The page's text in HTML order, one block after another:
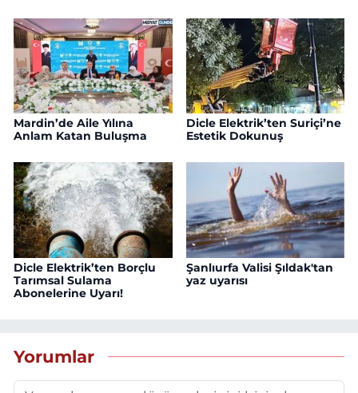
Mardin’de Aile Yılına
Anlam Katan Buluşma
Dicle Elektrik’ten Suriçi’ne
Estetik Dokunuş
Dicle Elektrik’ten Borçlu
Tarımsal Sulama
Abonelerine Uyarı!
Şanlıurfa Valisi Şıldak'tan
yaz uyarısı
Yorumlar